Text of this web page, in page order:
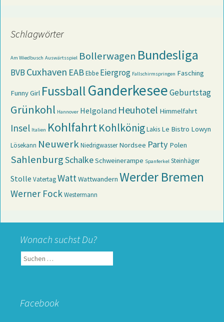
Schlagwörter
Am Wiedbusch Auswärtsspiel Bollerwagen Bundesliga
BVBCuxhaven EABEbbe Eiergrog Fallschirmspringen Fasching
Funny Girl FussballGanderkeseeGeburtstag
Grünkohl Hannover Helgoland Heuhotel Himmelfahrt
Insel Italien KohlfahrtKohlkönigLakis Le Bistro Lowyn
Lösekann NeuwerkNiedrigwasser Nordsee Party Polen
SahlenburgSchalkeSchweinerampe Spanferkel Steinhäger
Stolle VatertagWattWattwandern Werder Bremen
Werner FockWestermann
Wonach suchst Du?
Suchen
nach:
Facebook